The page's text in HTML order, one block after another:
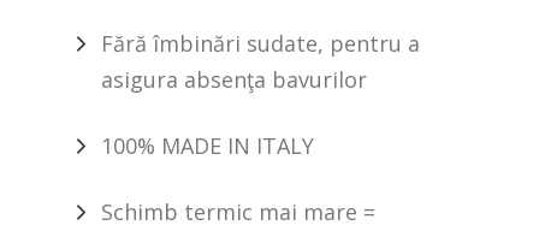
Fără îmbinări sudate, pentru a
asigura absenţa bavurilor
100% MADE IN ITALY
Schimb termic mai mare =